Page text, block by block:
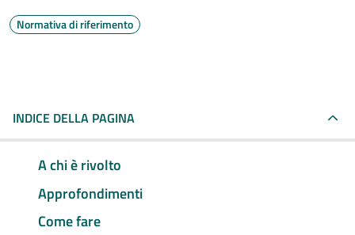
Normativa di riferimento
INDICE DELLA PAGINA
A chi è rivolto
Approfondimenti
Come fare